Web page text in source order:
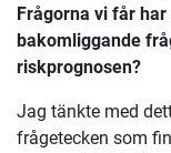
Frågorna vi får
bakomliggande
riskprognosen?
Jag tänkte med
frågetecken som